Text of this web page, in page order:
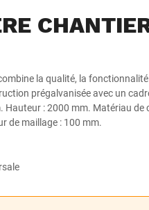
la qualité, la
prégalvanisée avec un
: 2000 mm. Matériau de
de maillage : 100 mm.